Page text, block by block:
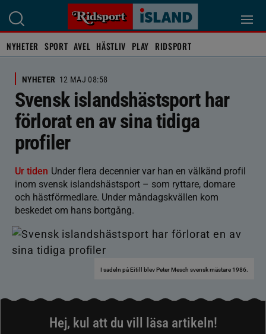
NYHETER SPORT AVEL HÄSTLIV PLAY RIDSPORT
NYHETER 12 MAJ 08:58
Svensk islandshästsport har
förlorat en av sina tidiga
profiler
Ur tiden Under flera decennier var han en välkänd profil
inom svensk islandshästsport – som ryttare, domare
och hästförmedlare. Under måndagskvällen kom
beskedet om hans bortgång.
I sadeln på Eitill blev Peter Mesch svensk mästare 1986.
Hej, kul att du vill läsa artikeln!